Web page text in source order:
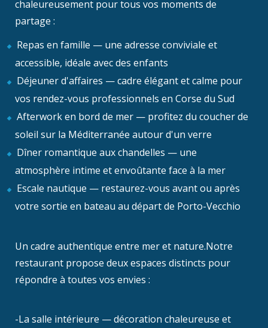
chaleureusement pour tous vos moments de
partage :
Repas en famille — une adresse conviviale et
accessible, idéale avec des enfants
Déjeuner d'affaires — cadre élégant et calme pour
vos rendez-vous professionnels en Corse du Sud
Afterwork en bord de mer — profitez du coucher de
soleil sur la Méditerranée autour d'un verre
Dîner romantique aux chandelles — une
atmosphère intime et envoûtante face à la mer
Escale nautique — restaurez-vous avant ou après
votre sortie en bateau au départ de Porto-Vecchio
Un cadre authentique entre mer et nature.Notre
restaurant propose deux espaces distincts pour
répondre à toutes vos envies :
-La salle intérieure — décoration chaleureuse et